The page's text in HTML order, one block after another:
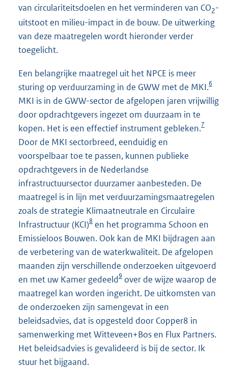
van circulariteitsdoelen en het verminderen van CO2-
uitstoot en milieu-impact in de bouw. De uitwerking
van deze maatregelen wordt hieronder verder
toegelicht.
Een belangrijke maatregel uit het NPCE is meer
sturing op verduurzaming in de GWW met de MKI.6
MKI is in de GWW-sector de afgelopen jaren vrijwillig
door opdrachtgevers ingezet om duurzaam in te
kopen. Het is een effectief instrument gebleken.7
Door de MKI sectorbreed, eenduidig en
voorspelbaar toe te passen, kunnen publieke
opdrachtgevers in de Nederlandse
infrastructuursector duurzamer aanbesteden. De
maatregel is in lijn met verduurzamingsmaatregelen
zoals de strategie Klimaatneutrale en Circulaire
Infrastructuur (KCI)8 en het programma Schoon en
Emissieloos Bouwen. Ook kan de MKI bijdragen aan
de verbetering van de waterkwaliteit. De afgelopen
maanden zijn verschillende onderzoeken uitgevoerd
en met uw Kamer gedeeld9 over de wijze waarop de
maatregel kan worden ingericht. De uitkomsten van
de onderzoeken zijn samengevat in een
beleidsadvies, dat is opgesteld door Copper8 in
samenwerking met Witteveen+Bos en Flux Partners.
Het beleidsadvies is gevalideerd is bij de sector. Ik
stuur het bijgaand.